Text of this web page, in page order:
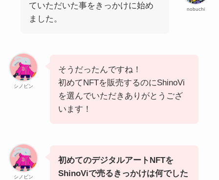
nobuchi
ていただいた事をきっかけに始め
ました。
シノビン
そうだったんですね！
初めてNFTを販売するのにShinoVi
を選んでいただきありがとうござ
います！
シノビン
初めてのデジタルアートNFTを
ShinoViで売るきっかけは何でした